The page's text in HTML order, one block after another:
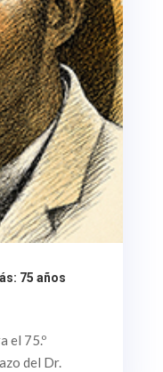
75 años
el 75.º
del Dr.